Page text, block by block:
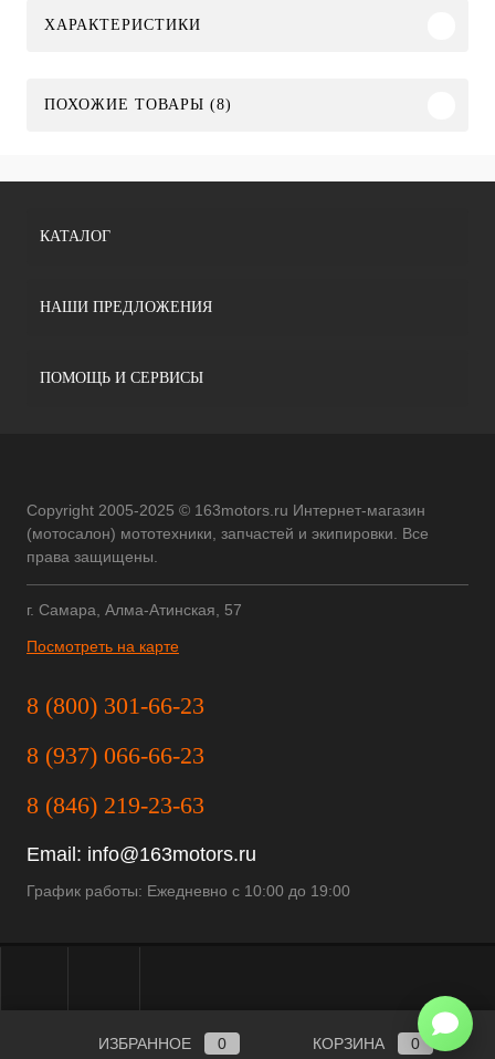
ХАРАКТЕРИСТИКИ
ПОХОЖИЕ ТОВАРЫ (8)
КАТАЛОГ
НАШИ ПРЕДЛОЖЕНИЯ
ПОМОЩЬ И СЕРВИСЫ
Copyright 2005-2025 © 163motors.ru Интернет-магазин
(мотосалон) мототехники, запчастей и экипировки. Все
права защищены.
г. Самара, Алма-Атинская, 57
Посмотреть на карте
8 (800) 301-66-23
8 (937) 066-66-23
8 (846) 219-23-63
Email: info@163motors.ru
График работы: Ежедневно с 10:00 до 19:00
ИЗБРАННОЕ 0 КОРЗИНА 0